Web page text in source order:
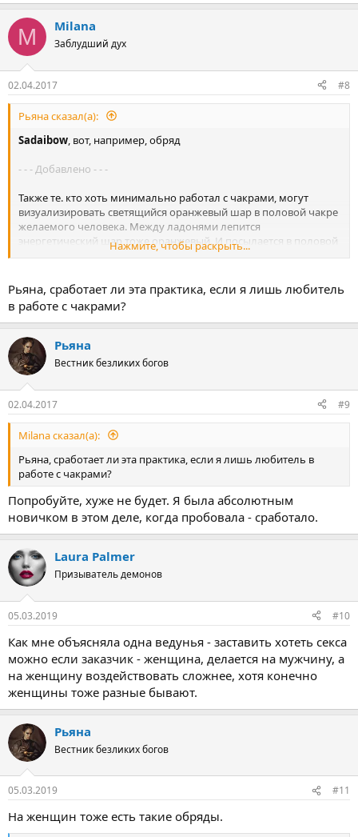
к
и
M Milana
Заблудший дух
02.04.2017 #8
Рьяна сказал(а):
Sadaibow , вот, например, обряд
- - - Добавлено - - -
Также те. кто хоть минимально работал с чакрами, могут
визуализировать светящийся оранжевый шар в половой чакре
желаемого человека. Между ладонями лепится
энергетический шар тоже оранжевый. И посылается в половой
центр партнера. При этом визуализировать, можно
Его мысли именно о вас.
Нажмите, чтобы раскрыть...
Рьяна, сработает ли эта практика, если я лишь любитель
в работе с чакрами?
Рьяна
Вестник безликих богов
02.04.2017 #9
Milana сказал(а):
Рьяна, сработает ли эта практика, если я лишь любитель в
работе с чакрами?
Попробуйте, хуже не будет. Я была абсолютным
новичком в этом деле, когда пробовала - сработало.
Laura Palmer
Призыватель демонов
05.03.2019 #10
Как мне объясняла одна ведунья - заставить хотеть секса
можно если заказчик - женщина, делается на мужчину, а
на женщину воздействовать сложнее, хотя конечно
женщины тоже разные бывают.
Рьяна
Вестник безликих богов
05.03.2019 #11
На женщин тоже есть такие обряды.